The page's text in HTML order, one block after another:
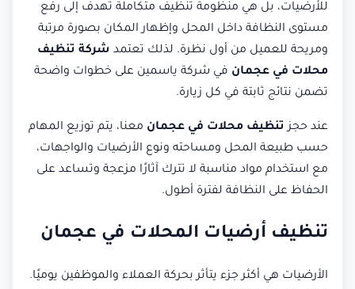
للأرضيات، بل هي منظومة تنظيف متكاملة تهدف إلى رفع
مستوى النظافة داخل المحل وإظهار المكان بصورة مرتبة
ومريحة للعميل من أول نظرة. لذلك تعتمد شركة تنظيف
محلات في عجمان في شركة ياسمين على خطوات واضحة
تضمن نتائج ثابتة في كل زيارة.
عند حجز تنظيف محلات في عجمان معنا، يتم توزيع المهام
حسب طبيعة المحل ومساحته ونوع الأرضيات والواجهات،
مع استخدام مواد مناسبة لا تترك آثارًا مزعجة وتساعد على
الحفاظ على النظافة لفترة أطول.
تنظيف أرضيات المحلات في عجمان
الأرضيات هي أكثر جزء يتأثر بحركة العملاء والموظفين يوميًا.